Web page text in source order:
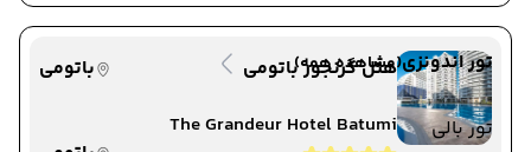
تور اندونزی(مشاهده همه)
تور بالی
هتل گرنجور باتومی
باتومی
The Grandeur Hotel Batumi